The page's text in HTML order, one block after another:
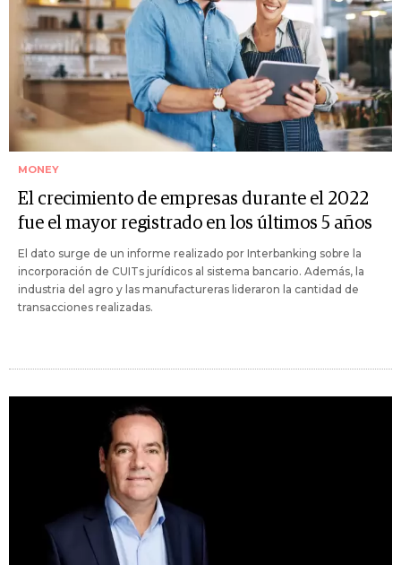
MONEY
El crecimiento de empresas durante el 2022
fue el mayor registrado en los últimos 5 años
El dato surge de un informe realizado por Interbanking sobre la
incorporación de CUITs jurídicos al sistema bancario. Además, la
industria del agro y las manufactureras lideraron la cantidad de
transacciones realizadas.